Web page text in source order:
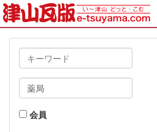
キ
ー
ワ
ド
タ
グ
会員